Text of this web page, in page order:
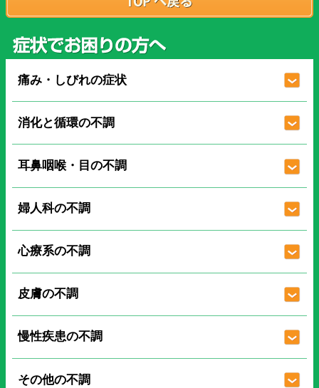
痛み・しびれの症状
消化と循環の不調
耳鼻咽喉・目の不調
婦人科の不調
心療系の不調
皮膚の不調
慢性疾患の不調
その他の不調